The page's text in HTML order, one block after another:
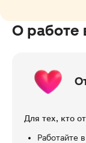
О работе
Для тех, кто
Работайте